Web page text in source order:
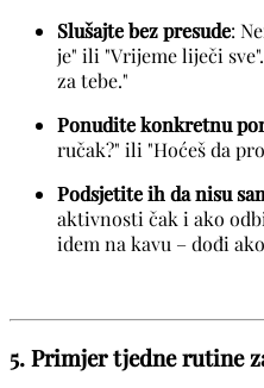
Slušajte bez presude:
je" ili "Vrijeme liječi
za tebe."
Ponudite konkretnu
ručak?" ili "Hoćeš da
Podsjetite ih da nisu
aktivnosti čak i ako
idem na kavu – dođi
5. Primjer tjedne rutine